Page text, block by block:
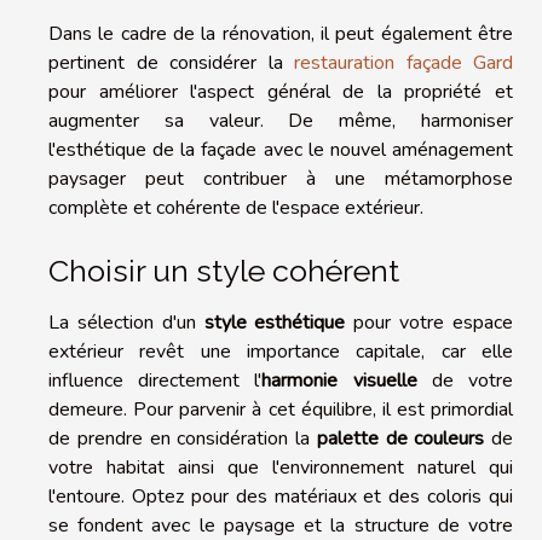
Dans le cadre de la rénovation, il peut également être
pertinent de considérer la restauration façade Gard
pour améliorer l'aspect général de la propriété et
augmenter sa valeur. De même, harmoniser
l'esthétique de la façade avec le nouvel aménagement
paysager peut contribuer à une métamorphose
complète et cohérente de l'espace extérieur.
Choisir un style cohérent
La sélection d'un style esthétique pour votre espace
extérieur revêt une importance capitale, car elle
influence directement l'harmonie visuellede votre
demeure. Pour parvenir à cet équilibre, il est primordial
de prendre en considération la palette de couleurs de
votre habitat ainsi que l'environnement naturel qui
l'entoure. Optez pour des matériaux et des coloris qui
se fondent avec le paysage et la structure de votre